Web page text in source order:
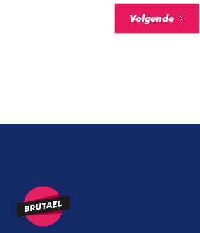
Volgende